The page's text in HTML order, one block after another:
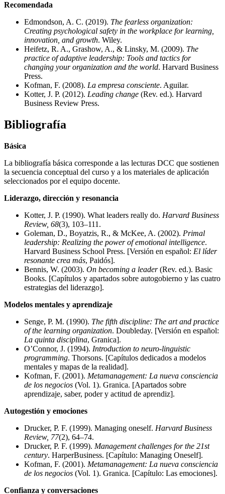
Recomendada
Edmondson, A. C. (2019). The fearless organization:
Creating psychological safety in the workplace for learning,
innovation, and growth. Wiley.
Heifetz, R. A., Grashow, A., & Linsky, M. (2009). The
practice of adaptive leadership: Tools and tactics for
changing your organization and the world. Harvard Business
Press.
Kofman, F. (2008). La empresa consciente. Aguilar.
Kotter, J. P. (2012). Leading change (Rev. ed.). Harvard
Business Review Press.
Bibliografía
Básica
La bibliografía básica corresponde a las lecturas DCC que sostienen
la secuencia conceptual del curso y a los materiales de aplicación
seleccionados por el equipo docente.
Liderazgo, dirección y resonancia
Kotter, J. P. (1990). What leaders really do. Harvard Business
Review, 68(3), 103–111.
Goleman, D., Boyatzis, R., & McKee, A. (2002). Primal
leadership: Realizing the power of emotional intelligence.
Harvard Business School Press. [Versión en español: El líder
resonante crea más, Paidós].
Bennis, W. (2003). On becoming a leader(Rev. ed.). Basic
Books. [Capítulos y apartados sobre autogobierno y las cuatro
estrategias del liderazgo].
Modelos mentales y aprendizaje
Senge, P. M. (1990). The fifth discipline: The art and practice
of the learning organization. Doubleday. [Versión en español:
La quinta disciplina, Granica].
O’Connor, J. (1994). Introduction to neuro-linguistic
programming. Thorsons. [Capítulos dedicados a modelos
mentales y mapas de la realidad].
Kofman, F. (2001). Metamanagement: La nueva consciencia
de los negocios (Vol. 1). Granica. [Apartados sobre
aprendizaje, saber, poder y actitud de aprendiz].
Autogestión y emociones
Drucker, P. F. (1999). Managing oneself. Harvard Business
Review, 77(2), 64–74.
Drucker, P. F. (1999). Management challenges for the 21st
century. HarperBusiness. [Capítulo: Managing Oneself].
Kofman, F. (2001). Metamanagement: La nueva consciencia
de los negocios (Vol. 1). Granica. [Capítulo: Las emociones].
Confianza y conversaciones